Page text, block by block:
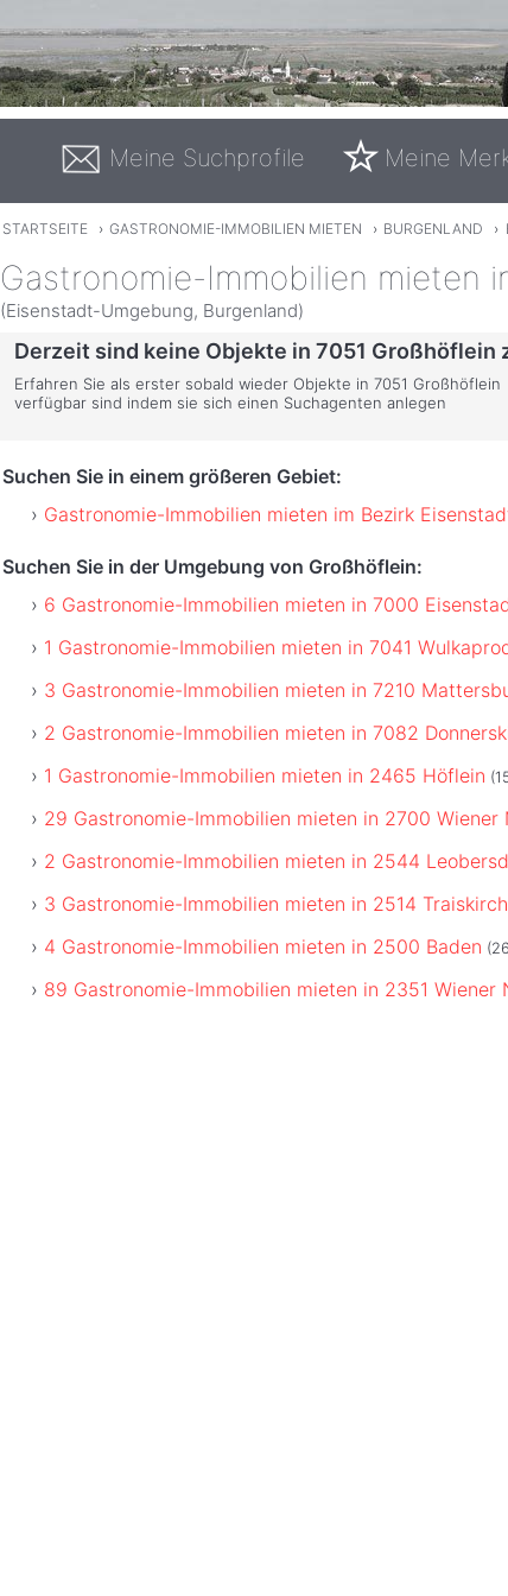
Meine Suchprofile Meine
STARTSEITE › GASTRONOMIE-IMMOBILIEN MIETEN › BURGENLAND ›
Gastronomie-Immobilien mieten
(Eisenstadt-Umgebung, Burgenland)
Derzeit sind keine Objekte in 7051 Großhöflein
Erfahren Sie als erster sobald wieder Objekte in 7051 Großhöflein
verfügbar sind indem sie sich einen Suchagenten anlegen
Suchen Sie in einem größeren Gebiet:
Gastronomie-Immobilien mieten im Bezirk
Suchen Sie in der Umgebung von Großhöflein:
6 Gastronomie-Immobilien mieten in 7000
1 Gastronomie-Immobilien mieten in 7041
3 Gastronomie-Immobilien mieten in 7210
2 Gastronomie-Immobilien mieten in 7082
1 Gastronomie-Immobilien mieten in 2465 Höflein
29 Gastronomie-Immobilien mieten in 2700 Wiener
2 Gastronomie-Immobilien mieten in 2544
3 Gastronomie-Immobilien mieten in 2514
4 Gastronomie-Immobilien mieten in 2500 Baden
89 Gastronomie-Immobilien mieten in 2351 Wiener